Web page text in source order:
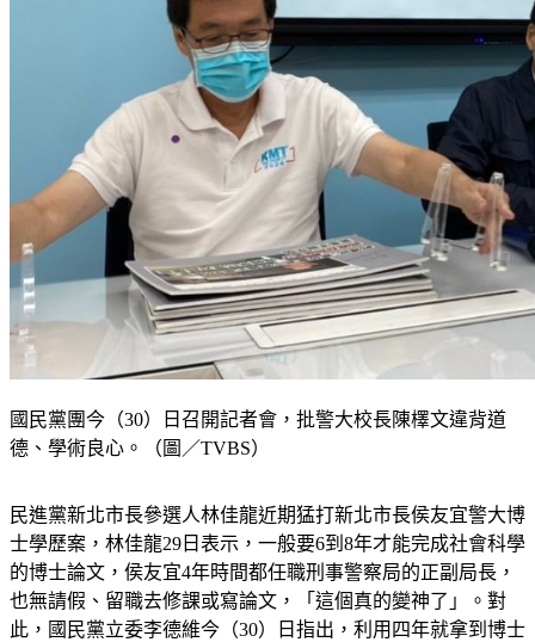
國民黨團今（30）日召開記者會，批警大校長陳檡文違背道
德、學術良心。（圖／TVBS）
民進黨新北市長參選人林佳龍近期猛打新北市長侯友宜警大博
士學歷案，林佳龍29日表示，一般要6到8年才能完成社會科學
的博士論文，侯友宜4年時間都任職刑事警察局的正副局長，
也無請假、留職去修課或寫論文，「這個真的變神了」。對
此，國民黨立委李德維今（30）日指出，利用四年就拿到博士